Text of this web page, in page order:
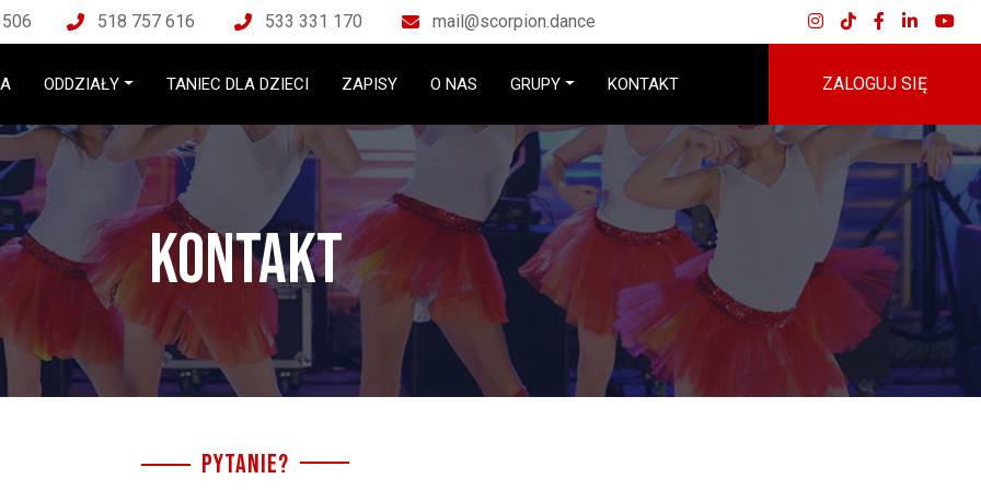
518 757 616 533 331 170 mail@scorpion.dance
ODDZIAŁY TANIEC DLA DZIECI ZAPISY O NAS GRUPY KONTAKT ZALOGUJ SIĘ
Kontakt
PYTANIE?